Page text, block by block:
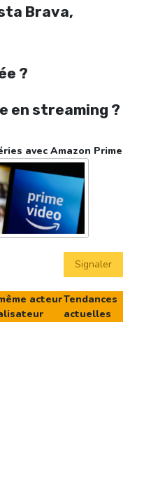
Brava,
?
en streaming ?
avec Amazon Prime
Signaler
acteurTendances
actuelles